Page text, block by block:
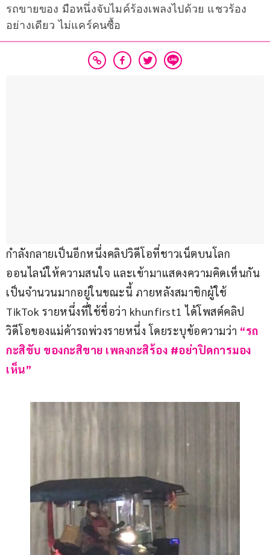
รถขายของ มือหนึ่งจับไมค์ร้องเพลงไปด้วย แชวร้อง
อย่างเดียว ไม่แคร์คนซื้อ
กำลังกลายเป็นอีกหนึ่งคลิปวิดีโอที่ชาวเน็ตบนโลก
ออนไลน์ให้ความสนใจ และเข้ามาแสดงความคิดเห็นกัน
เป็นจำนวนมากอยู่ในขณะนี้ ภายหลังสมาชิกผู้ใช้
TikTok รายหนึ่งที่ใช้ชื่อว่า khunfirst1 ได้โพสต์คลิป
วิดีโอของแม่ค้ารถพ่วงรายหนึ่ง โดยระบุข้อความว่า “รถ
กะสิขับ ของกะสิขาย เพลงกะสิร้อง #อย่าปิดการมอง
เห็น”